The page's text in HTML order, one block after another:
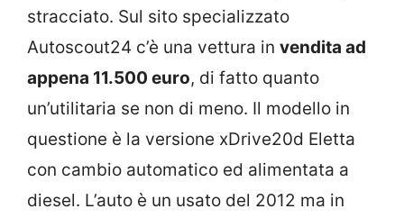
stracciato. Sul sito specializzato
Autoscout24 c’è una vettura in vendita ad
appena 11.500 euro, di fatto quanto
un’utilitaria se non di meno. Il modello in
questione è la versione xDrive20d Eletta
con cambio automatico ed alimentata a
diesel. L’auto è un usato del 2012 ma in